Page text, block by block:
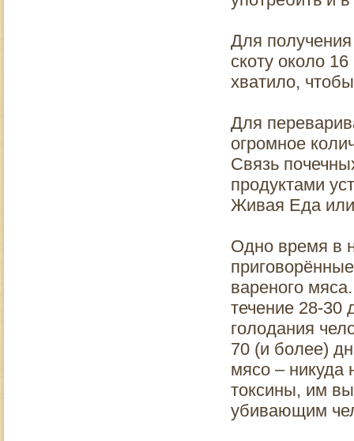
Для
скоту около
хватило,
Для
огромное
Связь
продуктами
Живая Еда
Одно время в
вареного
течение 28-30
голодания
70 (и более)
мясо – никуда
токсины, им
убивающим